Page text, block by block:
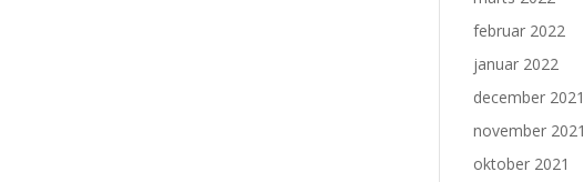
februar 2022
januar 2022
december 2021
november 2021
oktober 2021